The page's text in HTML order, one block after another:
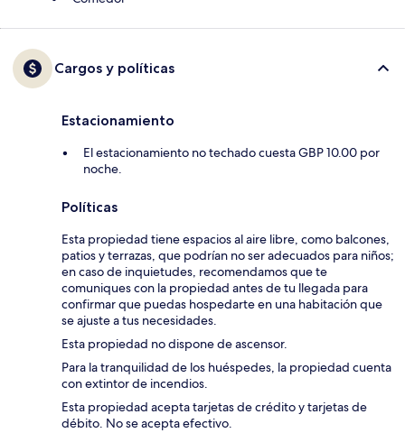
Cargos y políticas
Estacionamiento
El estacionamiento no techado cuesta GBP 10.00 por
noche.
Políticas
Esta propiedad tiene espacios al aire libre, como balcones,
patios y terrazas, que podrían no ser adecuados para niños;
en caso de inquietudes, recomendamos que te
comuniques con la propiedad antes de tu llegada para
confirmar que puedas hospedarte en una habitación que
se ajuste a tus necesidades.
Esta propiedad no dispone de ascensor.
Para la tranquilidad de los huéspedes, la propiedad cuenta
con extintor de incendios.
Esta propiedad acepta tarjetas de crédito y tarjetas de
débito. No se acepta efectivo.